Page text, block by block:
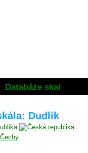
Databáze skal
Dudlík